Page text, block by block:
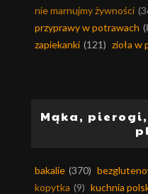
nie marnujmy żywności
przyprawy w potrawach
zapiekanki (121) zioła w
Mąka,
bakalie (370)
kopytka (9) kuchnia